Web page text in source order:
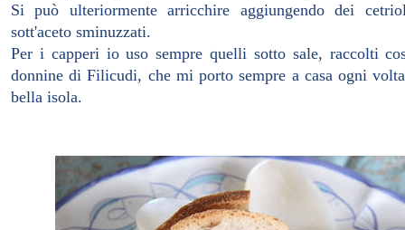
Si può ulteriormente arricchire aggiungendo dei
sott'aceto sminuzzati.
Per i capperi io uso sempre quelli sotto sale, raccolti
donnine di Filicudi, che mi porto sempre a casa ogni
bella isola.